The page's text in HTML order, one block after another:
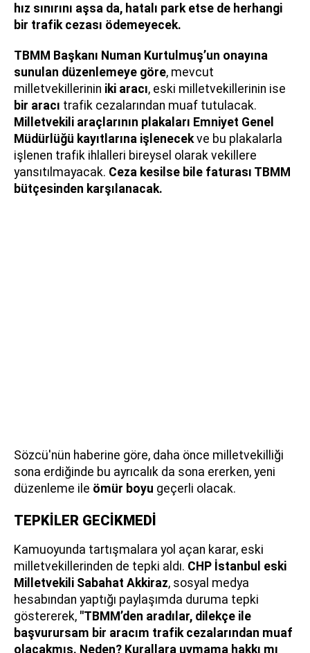
hız sınırını aşsa da, hatalı park etse de herhangi
bir trafik cezası ödemeyecek.
TBMM Başkanı Numan Kurtulmuş’un onayına
sunulan düzenlemeye göre, mevcut
milletvekillerinin iki aracı, eski milletvekillerinin ise
bir aracı trafik cezalarından muaf tutulacak.
Milletvekili araçlarının plakaları Emniyet Genel
Müdürlüğü kayıtlarına işlenecek ve bu plakalarla
işlenen trafik ihlalleri bireysel olarak vekillere
yansıtılmayacak. Ceza kesilse bile faturası TBMM
bütçesinden karşılanacak.
Sözcü'nün haberine göre, daha önce milletvekilliği
sona erdiğinde bu ayrıcalık da sona ererken, yeni
düzenleme ile ömür boyu geçerli olacak.
TEPKİLER GECİKMEDİ
Kamuoyunda tartışmalara yol açan karar, eski
milletvekillerinden de tepki aldı. CHP İstanbul eski
Milletvekili Sabahat Akkiraz, sosyal medya
hesabından yaptığı paylaşımda duruma tepki
göstererek, "TBMM’den aradılar, dilekçe ile
başvurursam bir aracım trafik cezalarından muaf
olacakmış. Neden? Kurallara uymama hakkı mı